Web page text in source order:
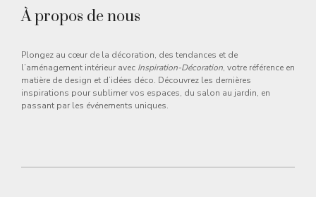
À propos de nous
Plongez au cœur de la décoration, des tendances et de
l’aménagement intérieur avec Inspiration-Décoration, votre référence en
matière de design et d’idées déco. Découvrez les dernières
inspirations pour sublimer vos espaces, du salon au jardin, en
passant par les événements uniques.